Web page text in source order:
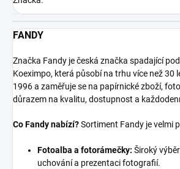
FANDY
Značka Fandy je česká značka spadající
Koeximpo, která působí na trhu více než 30
1996 a zaměřuje se na papírnické zboží,
důrazem na kvalitu, dostupnost a
Co Fandy nabízí?Sortiment Fandy je velmi
Fotoalba a fotorámečky: Široký
uchování a prezentaci fotografií.